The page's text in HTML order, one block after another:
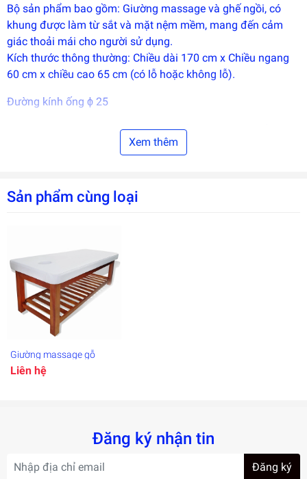
Bộ sản phẩm bao gồm: Giường massage và ghế ngồi, có
khung được làm từ sắt và mặt nệm mềm, mang đến cảm
giác thoải mái cho người sử dụng.
Kích thước thông thường: Chiều dài 170 cm x Chiều ngang
60 cm x chiều cao 65 cm (có lỗ hoặc không lỗ).
Đường kính ống ϕ 25
Có nhận đặt hàng với kích thước, chất liệu theo nhu cầu
Giường massage
Xem thêm
Sản phẩm cùng loại
Giường massage gỗ
Liên hệ
Đăng ký nhận tin
Đăng ký